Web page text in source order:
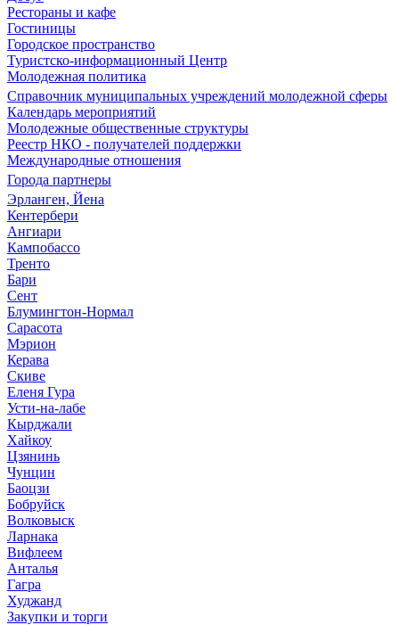
Рестораны и кафе
Гостиницы
Городское пространство
Туристско-информационный Центр
Молодежная политика
Справочник муниципальных учреждений молодежной сферы
Календарь мероприятий
Молодежные общественные структуры
Реестр НКО - получателей поддержки
Международные отношения
Города партнеры
Эрланген, Йена
Кентербери
Ангиари
Кампобассо
Тренто
Бари
Сент
Блумингтон-Нормал
Сарасота
Мэрион
Керава
Скиве
Еленя Гура
Усти-на-лабе
Кырджали
Хайкоу
Цзянинь
Чунцин
Баоцзи
Бобруйск
Волковыск
Ларнака
Вифлеем
Анталья
Гагра
Худжанд
Закупки и торги